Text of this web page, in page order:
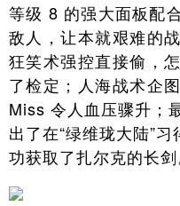
等级 8 的强大面板配
敌人，让本就艰难的
狂笑术强控直接偷，
了检定；人海战术企
Miss 令人血压骤升；
出了在“绿维珑大陆”
功获取了扎尔克的长剑